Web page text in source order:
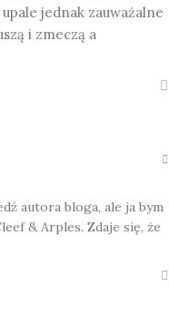
jednak zauważalne
i zmeczą a
autora bloga, ale ja bym
& Arples. Zdaje się, że